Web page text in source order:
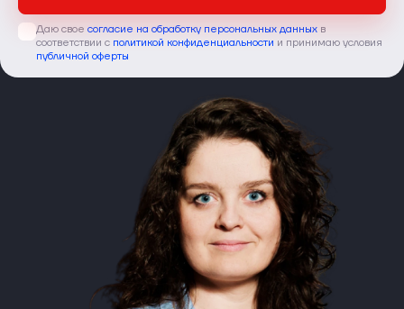
Даю свое согласие на обработку персональных данных в
соответствии с политикой конфиденциальности и принимаю условия
публичной оферты